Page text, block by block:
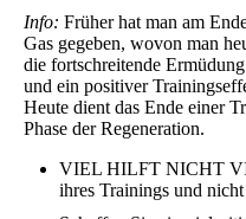
Info: Früher hat man am
Gas gegeben, wovon man
die fortschreitende
und ein positiver
Heute dient das Ende einer
Phase der Regeneration.
VIEL HILFT NICHT
ihres Trainings und